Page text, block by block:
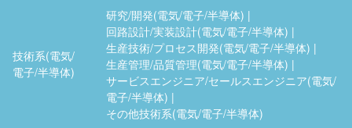
技術系(電気/
電子/半導体)
研究/開発(電気/電子/半導体)
回路設計/実装設計(電気/電子/半導体)
生産技術/プロセス開発(電気/電子/半導体)
生産管理/品質管理(電気/電子/半導体)
サービスエンジニア/セールスエンジニア(電気/
電子/半導体)
その他技術系(電気/電子/半導体)